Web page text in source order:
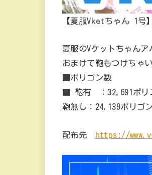
【夏服Vketちゃん 1号】
夏服のVケットちゃんア
おまけで鞄もつけちゃ
■ポリゴン数
■ 鞄有 ：32,691ポリ
鞄無し：24,139ポリゴ
配布先 https://